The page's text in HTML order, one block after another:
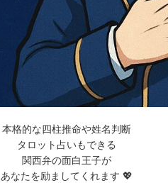
本格的な四柱推命や姓名判断
タロット占いもできる
関西弁の面白王子が
あなたを励ましてくれます 💖